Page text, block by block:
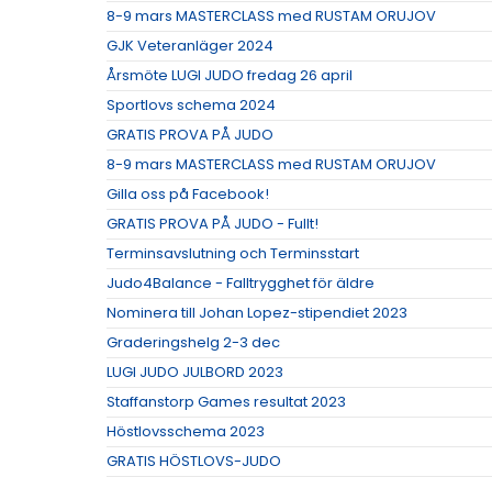
8-9 mars MASTERCLASS med RUSTAM ORUJOV
GJK Veteranläger 2024
Årsmöte LUGI JUDO fredag 26 april
Sportlovs schema 2024
GRATIS PROVA PÅ JUDO
8-9 mars MASTERCLASS med RUSTAM ORUJOV
Gilla oss på Facebook!
GRATIS PROVA PÅ JUDO - Fullt!
Terminsavslutning och Terminsstart
Judo4Balance - Falltrygghet för äldre
Nominera till Johan Lopez-stipendiet 2023
Graderingshelg 2-3 dec
LUGI JUDO JULBORD 2023
Staffanstorp Games resultat 2023
Höstlovsschema 2023
GRATIS HÖSTLOVS-JUDO